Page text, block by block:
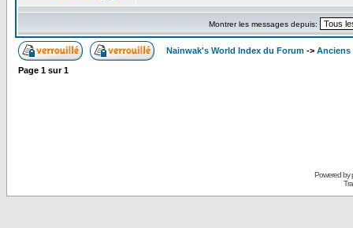
Montrer les messages depuis:
Nainwak's World Index du Forum -> Anciens
Page 1 sur1
Powered by